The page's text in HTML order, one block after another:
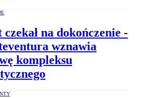
czekał na dokończenie -
wznawia
kompleksu